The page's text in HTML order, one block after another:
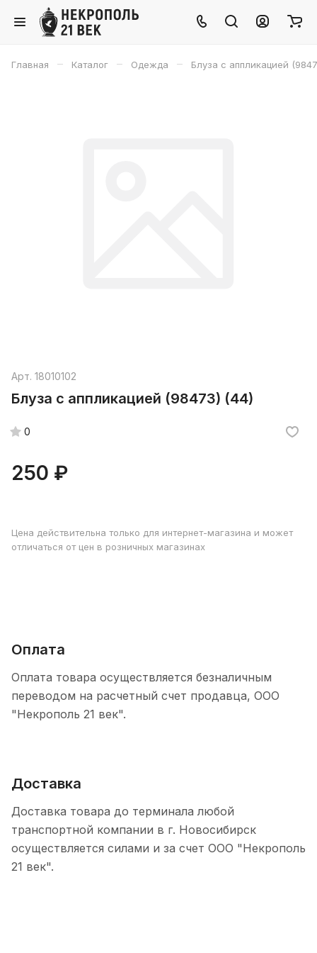
Главная – Каталог – Одежда – Блуза с аппликацией
Арт. 18010102
Блуза с аппликацией (98473) (44)
0
250 ₽
Цена действительна только для интернет-магазина и может
отличаться от цен в розничных магазинах
Оплата
Оплата товара осуществляется безналичным
переводом на расчетный счет продавца, ООО
"Некрополь 21 век".
Доставка
Доставка товара до терминала любой
транспортной компании в г. Новосибирск
осуществляется силами и за счет ООО "Некрополь
21 век".